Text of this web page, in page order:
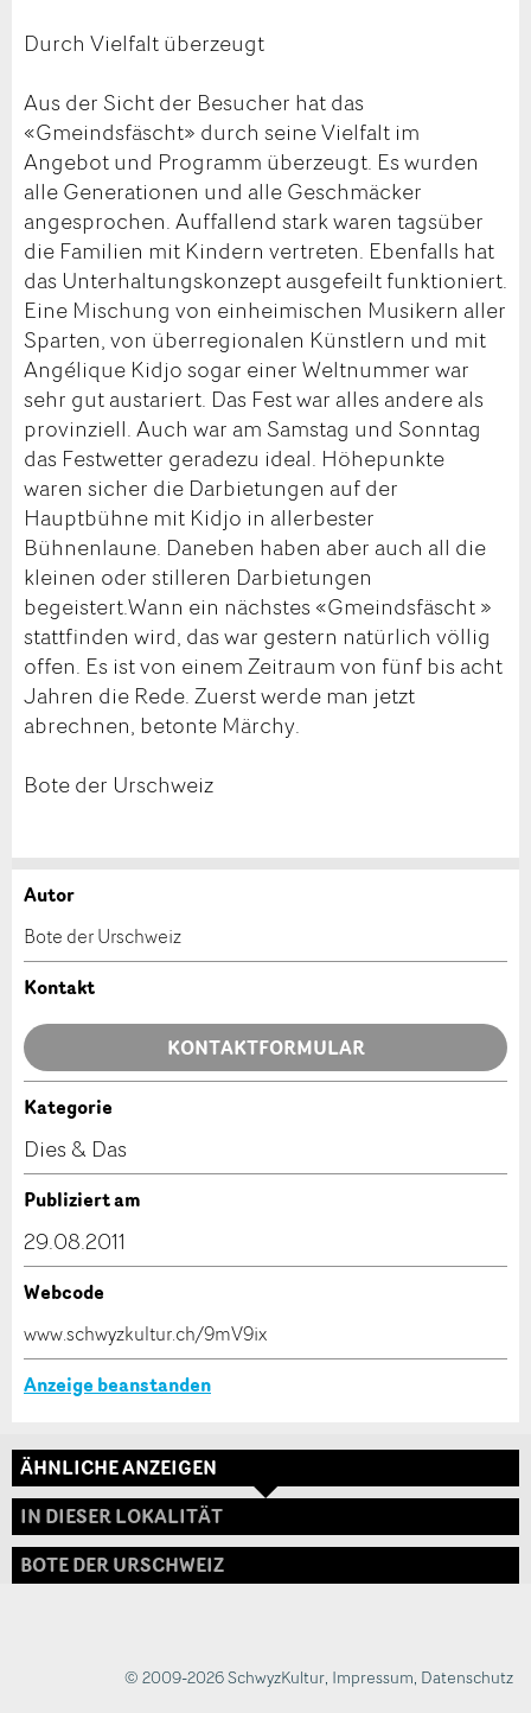
Durch Vielfalt überzeugt
Aus der Sicht der Besucher hat das
«Gmeindsfäscht» durch seine Vielfalt im
Angebot und Programm überzeugt. Es wurden
alle Generationen und alle Geschmäcker
angesprochen. Auffallend stark waren tagsüber
die Familien mit Kindern vertreten. Ebenfalls hat
das Unterhaltungskonzept ausgefeilt funktioniert.
Eine Mischung von einheimischen Musikern aller
Sparten, von überregionalen Künstlern und mit
Angélique Kidjo sogar einer Weltnummer war
sehr gut austariert. Das Fest war alles andere als
provinziell. Auch war am Samstag und Sonntag
das Festwetter geradezu ideal. Höhepunkte
waren sicher die Darbietungen auf der
Hauptbühne mit Kidjo in allerbester
Bühnenlaune. Daneben haben aber auch all die
kleinen oder stilleren Darbietungen
begeistert.Wann ein nächstes «Gmeindsfäscht »
stattfinden wird, das war gestern natürlich völlig
offen. Es ist von einem Zeitraum von fünf bis acht
Jahren die Rede. Zuerst werde man jetzt
abrechnen, betonte Märchy.
Bote der Urschweiz
Anzeige beanstanden
Ihr Feedback wird sehr geschätzt!
Allgemeines Feedback
Anzeige nicht mehr gültig
Anzeige unvollständig
* Eingabe erforderlich
Anzeige weiterempfehlen
Empfehlen Sie diese Anzeige an Freunde weiter.
* Eingabe erforderlich
Autor
Bote der Urschweiz
Kontakt
KONTAKTFORMULAR
Kontakt
Verfassen Sie eine Nachricht für die Kontaktpersonen
Adresse
Kategorie
Dies & Das
Publiziert am
29.08.2011
Webcode
www.schwyzkultur.ch/9mV9ix
Anzeige beanstanden
ÄHNLICHE ANZEIGEN
IN DIESER LOKALITÄT
BOTE DER URSCHWEIZ
© 2009-2026 SchwyzKultur, Impressum, Datenschutz